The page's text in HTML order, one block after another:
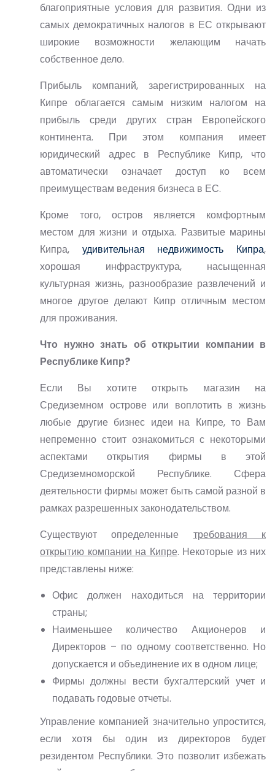
благоприятные условия для развития. Одни из
самых демократичных налогов в ЕС открывают
широкие возможности желающим начать
собственное дело.
Прибыль компаний, зарегистрированных на
Кипре облагается самым низким налогом на
прибыль среди других стран Европейского
континента. При этом компания имеет
юридический адрес в Республике Кипр, что
автоматически означает доступ ко всем
преимуществам ведения бизнеса в ЕС.
Кроме того, остров является комфортным
местом для жизни и отдыха. Развитые марины
Кипра, удивительная недвижимость Кипра,
хорошая инфраструктура, насыщенная
культурная жизнь, разнообразие развлечений и
многое другое делают Кипр отличным местом
для проживания.
Что нужно знать об открытии компании в
Республике Кипр?
Если Вы хотите открыть магазин на
Средиземном острове или воплотить в жизнь
любые другие бизнес идеи на Кипре, то Вам
непременно стоит ознакомиться с некоторыми
аспектами открытия фирмы в этой
Средиземноморской Республике. Сфера
деятельности фирмы может быть самой разной в
рамках разрешенных законодательством.
Существуют определенные требования к
открытию компании на Кипре. Некоторые из них
представлены ниже:
Офис должен находиться на территории
страны;
Наименьшее количество Акционеров и
Директоров – по одному соответственно. Но
допускается и объединение их в одном лице;
Фирмы должны вести бухгалтерский учет и
подавать годовые отчеты.
Управление компанией значительно упростится,
если хотя бы один из директоров будет
резидентом Республики. Это позволит избежать